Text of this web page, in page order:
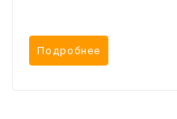
Подробнее